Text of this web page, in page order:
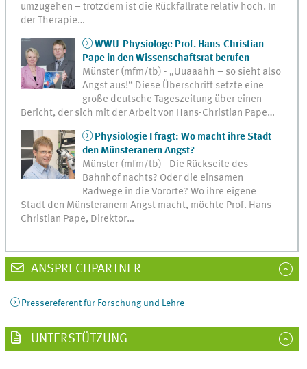
umzugehen – trotzdem ist die Rückfallrate relativ hoch. In
der Therapie…
WWU-Physiologe Prof. Hans-Christian
Pape in den Wissenschaftsrat berufen
Münster (mfm/tb) - „Uuaaahh – so sieht also
Angst aus!“ Diese Überschrift setzte eine
große deutsche Tageszeitung über einen
Bericht, der sich mit der Arbeit von Hans-Christian Pape…
Physiologie I fragt: Wo macht ihre Stadt
den Münsteranern Angst?
Münster (mfm/tb) - Die Rückseite des
Bahnhof nachts? Oder die einsamen
Radwege in die Vororte? Wo ihre eigene
Stadt den Münsteranern Angst macht, möchte Prof. Hans-
Christian Pape, Direktor…
ANSPRECHPARTNER
Pressereferent für Forschung und Lehre
UNTERSTÜTZUNG